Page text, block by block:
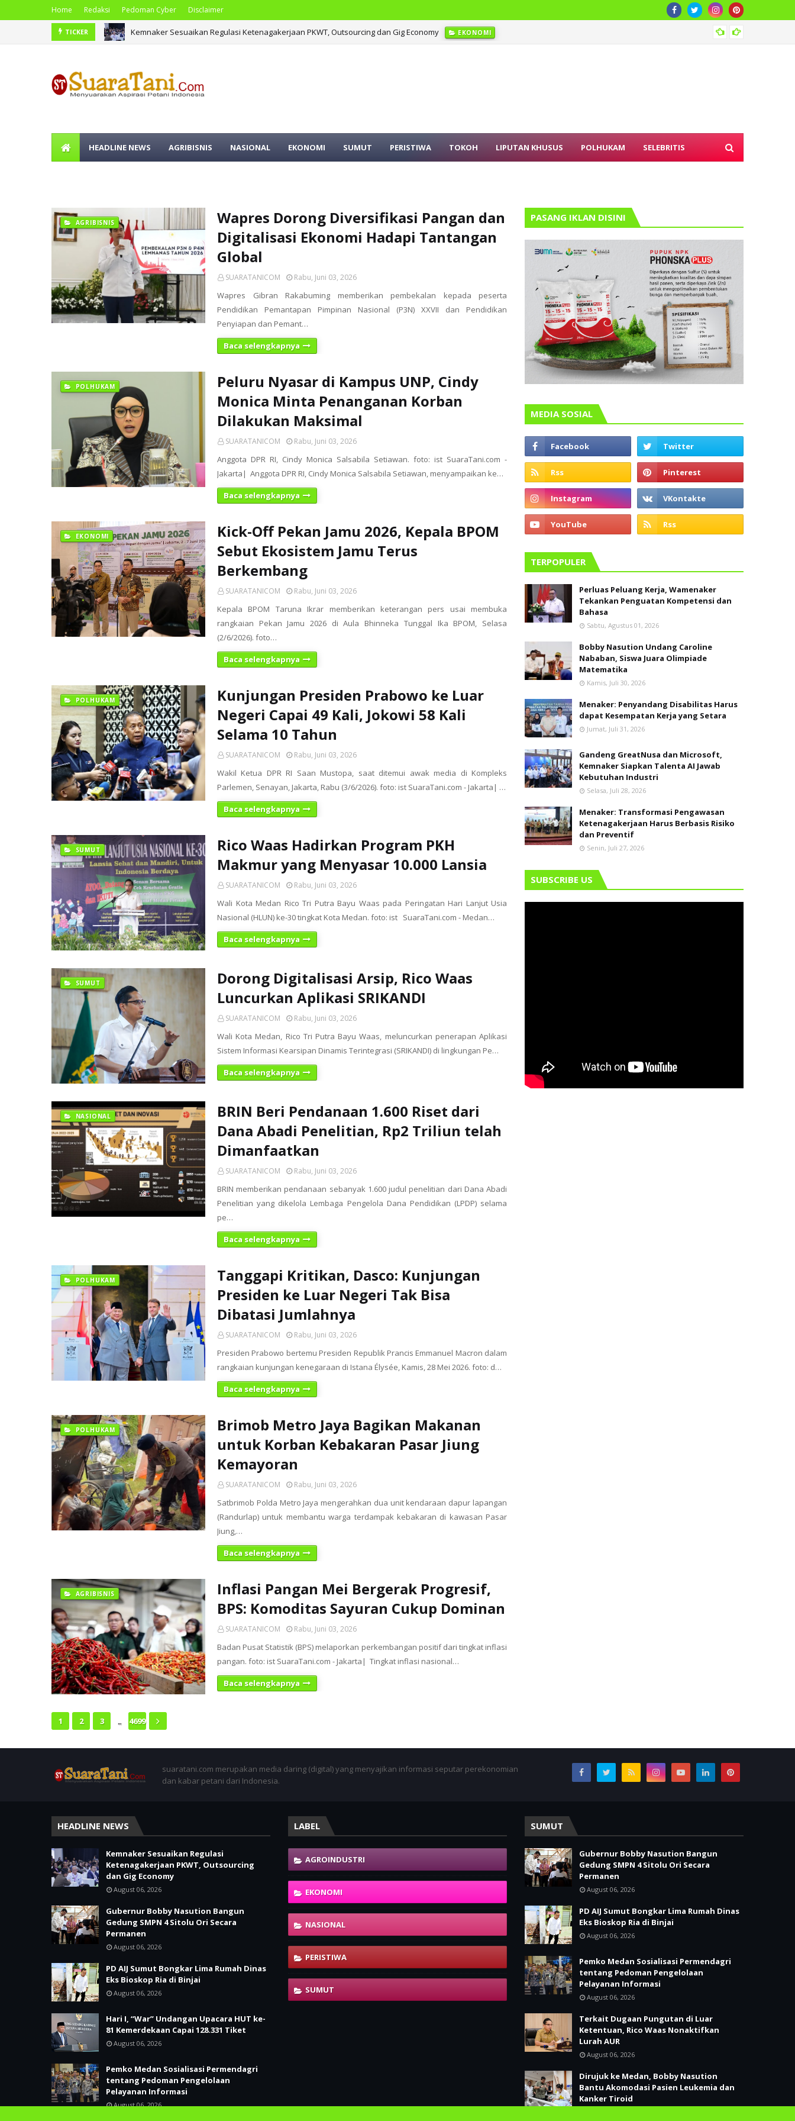
Home Redaksi Pedoman Cyber Disclaimer
TICKER
Kemnaker Sesuaikan Regulasi Ketenagakerjaan PKWT, Outsourcing dan Gig Economy
Gubernur Bobby Nasution Bangun Gedung SMPN 4 Sitolu Ori Secara Permanen SUMUT
HEADLINE NEWS AGRIBISNIS NASIONAL EKONOMI SUMUT PERISTIWA TOKOH LIPUTAN KHUSUS POLHUKAM SELEBRITIS
AGRIBISNIS
Wapres Dorong Diversifikasi Pangan dan
Digitalisasi Ekonomi Hadapi Tantangan
Global
SUARATANICOM Rabu, Juni 03, 2026
Wapres Gibran Rakabuming memberikan pembekalan kepada peserta
Pendidikan Pemantapan Pimpinan Nasional (P3N) XXVII dan Pendidikan
Penyiapan dan Pemant…
Baca selengkapnya
POLHUKAM
Peluru Nyasar di Kampus UNP, Cindy
Monica Minta Penanganan Korban
Dilakukan Maksimal
SUARATANICOM Rabu, Juni 03, 2026
Anggota DPR RI, Cindy Monica Salsabila Setiawan. foto: ist SuaraTani.com -
Jakarta| Anggota DPR RI, Cindy Monica Salsabila Setiawan, menyampaikan ke…
Baca selengkapnya
EKONOMI
Kick-Off Pekan Jamu 2026, Kepala BPOM
Sebut Ekosistem Jamu Terus
Berkembang
SUARATANICOM Rabu, Juni 03, 2026
Kepala BPOM Taruna Ikrar memberikan keterangan pers usai membuka
rangkaian Pekan Jamu 2026 di Aula Bhinneka Tunggal Ika BPOM, Selasa
(2/6/2026). foto…
Baca selengkapnya
POLHUKAM
Kunjungan Presiden Prabowo ke Luar
Negeri Capai 49 Kali, Jokowi 58 Kali
Selama 10 Tahun
SUARATANICOM Rabu, Juni 03, 2026
Wakil Ketua DPR RI Saan Mustopa, saat ditemui awak media di Kompleks
Parlemen, Senayan, Jakarta, Rabu (3/6/2026). foto: ist SuaraTani.com - Jakarta| …
Baca selengkapnya
SUMUT
Rico Waas Hadirkan Program PKH
Makmur yang Menyasar 10.000 Lansia
SUARATANICOM Rabu, Juni 03, 2026
Wali Kota Medan Rico Tri Putra Bayu Waas pada Peringatan Hari Lanjut Usia
Nasional (HLUN) ke-30 tingkat Kota Medan. foto: ist SuaraTani.com - Medan…
Baca selengkapnya
SUMUT
Dorong Digitalisasi Arsip, Rico Waas
Luncurkan Aplikasi SRIKANDI
SUARATANICOM Rabu, Juni 03, 2026
Wali Kota Medan, Rico Tri Putra Bayu Waas, meluncurkan penerapan Aplikasi
Sistem Informasi Kearsipan Dinamis Terintegrasi (SRIKANDI) di lingkungan Pe…
Baca selengkapnya
NASIONAL
BRIN Beri Pendanaan 1.600 Riset dari
Dana Abadi Penelitian, Rp2 Triliun telah
Dimanfaatkan
SUARATANICOM Rabu, Juni 03, 2026
BRIN memberikan pendanaan sebanyak 1.600 judul penelitian dari Dana Abadi
Penelitian yang dikelola Lembaga Pengelola Dana Pendidikan (LPDP) selama
pe…
Baca selengkapnya
POLHUKAM
Tanggapi Kritikan, Dasco: Kunjungan
Presiden ke Luar Negeri Tak Bisa
Dibatasi Jumlahnya
SUARATANICOM Rabu, Juni 03, 2026
Presiden Prabowo bertemu Presiden Republik Prancis Emmanuel Macron dalam
rangkaian kunjungan kenegaraan di Istana Élysée, Kamis, 28 Mei 2026. foto: d…
Baca selengkapnya
POLHUKAM
Brimob Metro Jaya Bagikan Makanan
untuk Korban Kebakaran Pasar Jiung
Kemayoran
SUARATANICOM Rabu, Juni 03, 2026
Satbrimob Polda Metro Jaya mengerahkan dua unit kendaraan dapur lapangan
(Randurlap) untuk membantu warga terdampak kebakaran di kawasan Pasar
Jiung,…
Baca selengkapnya
AGRIBISNIS
Inflasi Pangan Mei Bergerak Progresif,
BPS: Komoditas Sayuran Cukup Dominan
SUARATANICOM Rabu, Juni 03, 2026
Badan Pusat Statistik (BPS) melaporkan perkembangan positif dari tingkat inflasi
pangan. foto: ist SuaraTani.com - Jakarta| Tingkat inflasi nasional…
Baca selengkapnya
1 2 3 ... 4699
PASANG IKLAN DISINI
MEDIA SOSIAL
TERPOPULER
Perluas Peluang Kerja, Wamenaker
Tekankan Penguatan Kompetensi dan
Bahasa
Sabtu, Agustus 01, 2026
Bobby Nasution Undang Caroline
Nababan, Siswa Juara Olimpiade
Matematika
Kamis, Juli 30, 2026
Menaker: Penyandang Disabilitas Harus
dapat Kesempatan Kerja yang Setara
Jumat, Juli 31, 2026
Gandeng GreatNusa dan Microsoft,
Kemnaker Siapkan Talenta AI Jawab
Kebutuhan Industri
Selasa, Juli 28, 2026
Menaker: Transformasi Pengawasan
Ketenagakerjaan Harus Berbasis Risiko
dan Preventif
Senin, Juli 27, 2026
SUBSCRIBE US
suaratani.com merupakan media daring (digital) yang menyajikan informasi seputar perekonomian
dan kabar petani dari Indonesia.
HEADLINE NEWS
Kemnaker Sesuaikan Regulasi
Ketenagakerjaan PKWT, Outsourcing
dan Gig Economy
August 06, 2026
Gubernur Bobby Nasution Bangun
Gedung SMPN 4 Sitolu Ori Secara
Permanen
August 06, 2026
PD AIJ Sumut Bongkar Lima Rumah Dinas
Eks Bioskop Ria di Binjai
August 06, 2026
Hari I, “War” Undangan Upacara HUT ke-
81 Kemerdekaan Capai 128.331 Tiket
August 06, 2026
Pemko Medan Sosialisasi Permendagri
tentang Pedoman Pengelolaan
Pelayanan Informasi
August 06, 2026
LABEL
AGROINDUSTRI
EKONOMI
NASIONAL
PERISTIWA
SUMUT
SUMUT
Gubernur Bobby Nasution Bangun
Gedung SMPN 4 Sitolu Ori Secara
Permanen
August 06, 2026
PD AIJ Sumut Bongkar Lima Rumah Dinas
Eks Bioskop Ria di Binjai
August 06, 2026
Pemko Medan Sosialisasi Permendagri
tentang Pedoman Pengelolaan
Pelayanan Informasi
August 06, 2026
Terkait Dugaan Pungutan di Luar
Ketentuan, Rico Waas Nonaktifkan
Lurah AUR
August 06, 2026
Dirujuk ke Medan, Bobby Nasution
Bantu Akomodasi Pasien Leukemia dan
Kanker Tiroid